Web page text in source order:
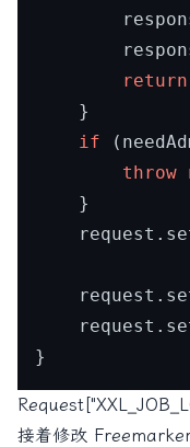
return
if
throw
接着修改